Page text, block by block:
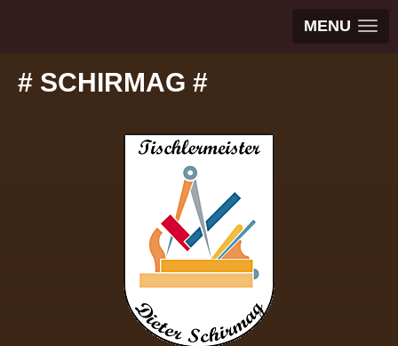
MENU
# SCHIRMAG #